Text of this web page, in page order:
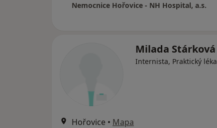
Nemocnice Hořovice - NH Hospital, a.s.
Milada Stárková
Internista, Praktický
Hořovice • Mapa